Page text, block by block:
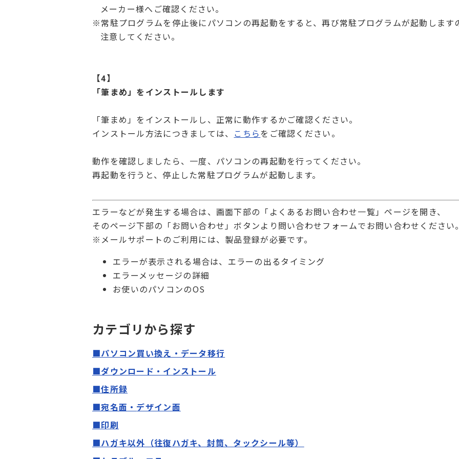
メーカー様へご確認ください。
※常駐プログラムを停止後にパソコンの再起動をすると、再び常駐プログラムが起動します
注意してください。
【4】
「筆まめ」をインストールします
「筆まめ」をインストールし、正常に動作するかご確認ください。
インストール方法につきましては、
こちらをご確認ください。
動作を確認しましたら、一度、パソコンの再起動を行ってください。
再起動を行うと、停止した常駐プログラムが起動します。
エラーなどが発生する場合は、画面下部の「よくあるお問い合わせ一覧」ページを開き、
そのページ下部の「お問い合わせ」ボタンより問い合わせフォームでお問い合わせください
※メールサポートのご利用には、製品登録が必要です。
エラーが表示される場合は、エラーの出るタイミング
エラーメッセージの詳細
お使いのパソコンのOS
カテゴリから探す
■パソコン買い換え・データ移行
■ダウンロード・インストール
■住所録
■宛名面 ・ デザイン面
■印刷
■ハガキ以外（往復ハガキ、封筒、タックシール等）